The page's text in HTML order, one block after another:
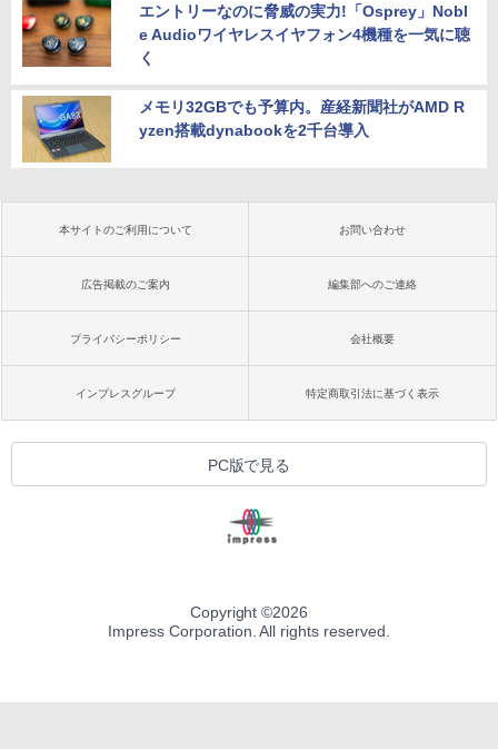
エントリーなのに脅威の実力!「Osprey」Nobl
e Audioワイヤレスイヤフォン4機種を一気に聴
く
メモリ32GBでも予算内。産経新聞社がAMD R
yzen搭載dynabookを2千台導入
本サイトのご利用について お問い合わせ
広告掲載のご案内 編集部へのご連絡
プライバシーポリシー 会社概要
インプレスグループ 特定商取引法に基づく表示
PC版で見る
Copyright ©2026
Impress Corporation. All rights reserved.